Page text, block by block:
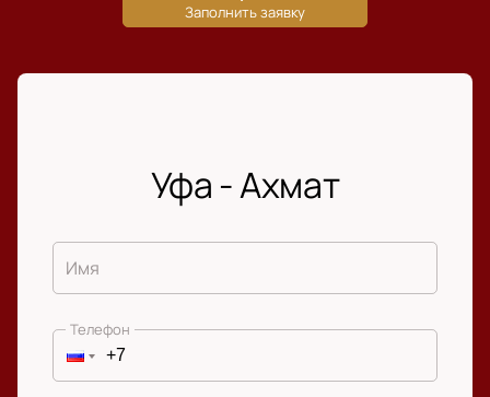
Уфа - Ахмат
Имя
Телефон